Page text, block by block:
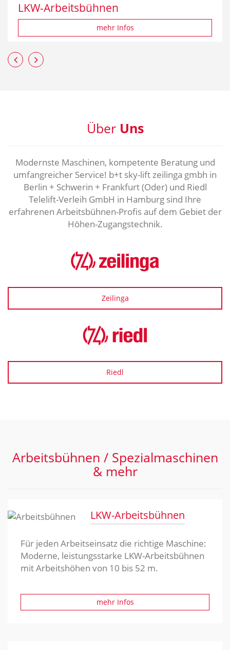
Minikrane
Previous
Next
Über Uns
Modernste Maschinen, kompetente Beratung und
umfangreicher Service! b+t sky-lift zeilinga gmbh in
Berlin + Schwerin + Frankfurt (Oder) und Riedl
Telelift-Verleih GmbH in Hamburg sind Ihre
erfahrenen Arbeitsbühnen-Profis auf dem Gebiet der
Höhen-Zugangstechnik.
Zeilinga
Riedl
Arbeitsbühnen / Spezialmaschinen
& mehr
LKW-Arbeitsbühnen
Für jeden Arbeitseinsatz die richtige Maschine:
Moderne, leistungsstarke LKW-Arbeitsbühnen
mit Arbeitshöhen von 10 bis 52 m.
mehr Infos